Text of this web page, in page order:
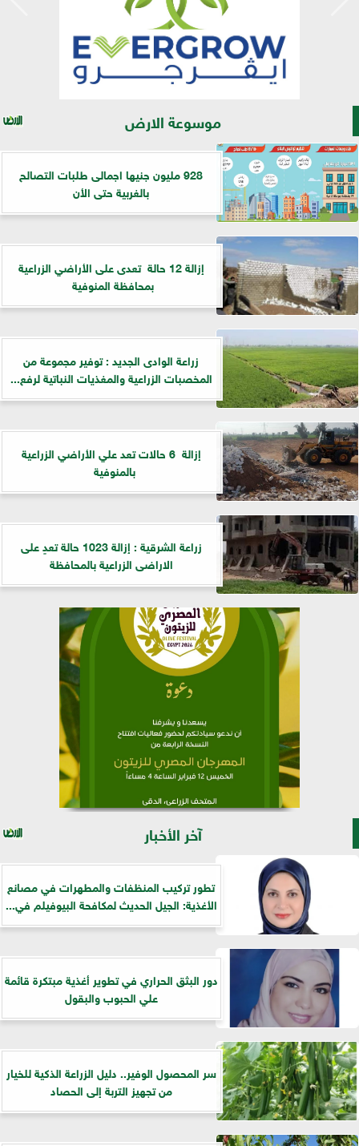
موسوعة الارض
928 مليون جنيها اجمالى طلبات التصالح
بالغربية حتى الأن
إزالة 12 حالة تعدى على الأراضي الزراعية
بمحافظة المنوفية
زراعة الوادى الجديد : توفير مجموعة من
المخصبات الزراعية والمغذيات النباتية لرفع...
إزالة 6 حالات تعد علي الأراضي الزراعية
بالمنوفية
زراعة الشرقية : إزالة 1023 حالة تعدٍ على
الاراضى الزراعية بالمحافظة
آخر الأخبار
تطور تركيب المنظفات والمطهرات في مصانع
الأغذية: الجيل الحديث لمكافحة البيوفيلم في...
دور البثق الحراري في تطوير أغذية مبتكرة قائمة
علي الحبوب والبقول
سر المحصول الوفير.. دليل الزراعة الذكية للخيار
من تجهيز التربة إلى الحصاد